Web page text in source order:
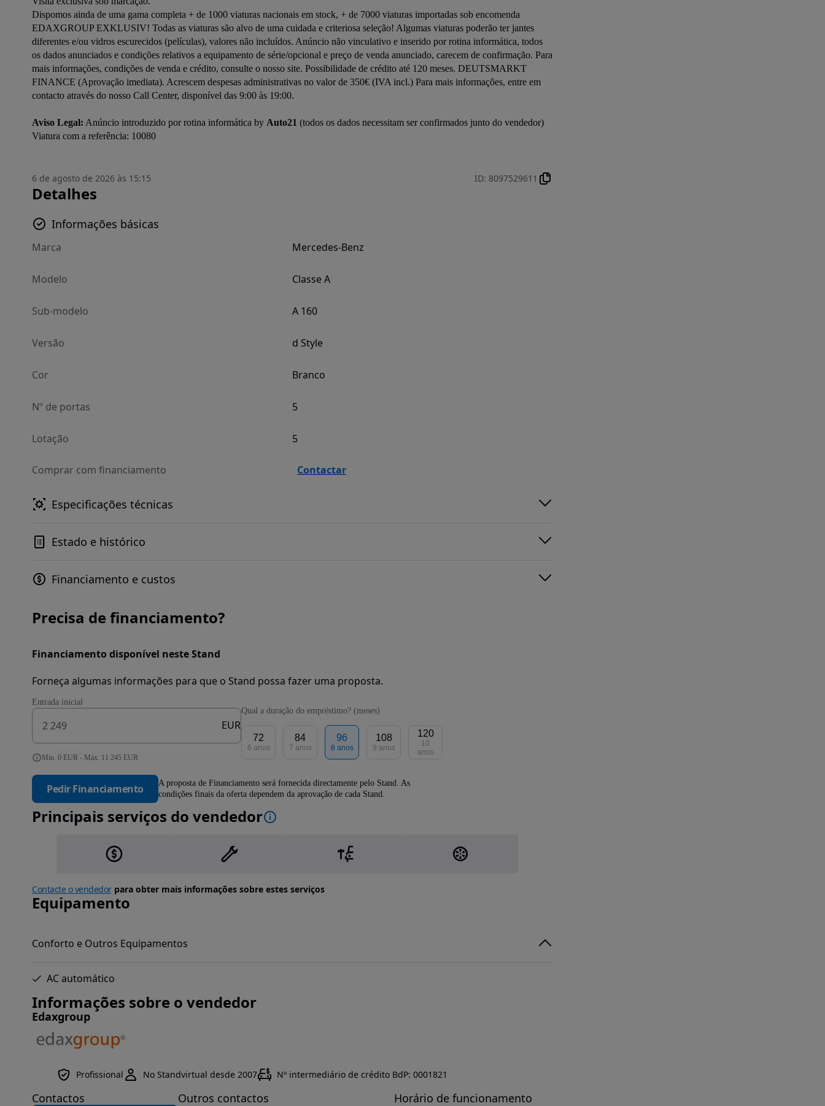
Dispomos ainda de uma gama completa + de 1000 viaturas nacionais em stock, + de 7000 viaturas importadas sob encomenda
EDAXGROUP EXKLUSIV! Todas as viaturas são alvo de uma cuidada e criteriosa seleção! Algumas viaturas poderão ter jantes
diferentes e/ou vidros escurecidos (películas), valores não incluídos. Anúncio não vinculativo e inserido por rotina informática, todos
os dados anunciados e condições relativos a equipamento de série/opcional e preço de venda anunciado, carecem de confirmação. Para
mais informações, condições de venda e crédito, consulte o nosso site. Possibilidade de crédito até 120 meses. DEUTSMARKT
FINANCE (Aprovação imediata). Acrescem despesas administrativas no valor de 350€ (IVA incl.) Para mais informações, entre em
contacto através do nosso Call Center, disponível das 9:00 às 19:00.
Aviso Legal: Anúncio introduzido por rotina informática by Auto21 (todos os dados necessitam ser confirmados junto do vendedor)
6 de agosto de 2026 às 15:15 ID: 8097529611
Detalhes
Informações básicas
Marca Mercedes-Benz
Modelo Classe A
Sub-modelo A 160
Versão d Style
Cor Branco
Nº de portas 5
Lotação 5
Comprar com financiamento Contactar
Especificações técnicas
Estado e histórico
Financiamento e custos
Precisa de financiamento?
Financiamento disponível neste Stand
Forneça algumas informações para que o Stand possa fazer uma proposta.
Entrada inicial
EUR
Mín. 0 EUR - Máx. 11 245 EUR
Qual a duração do empréstimo? (meses)
72
6 anos
84
7 anos
96
8 anos
108
9 anos
120
10
anos
Pedir Financiamento
A proposta de Financiamento será fornecida directamente pelo Stand. As
condições finais da oferta dependem da aprovação de cada Stand.
Principais serviços do vendedor
Contacte o vendedorpara obter mais informações sobre estes serviços
Equipamento
Conforto e Outros Equipamentos
AC automático
Informações sobre o vendedor
Edaxgroup
Profissional No Standvirtual desde 2007 Nº intermediário de crédito BdP: 0001821
Contactos Outros contactos Horário de funcionamento